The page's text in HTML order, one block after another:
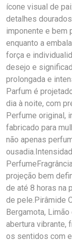
ícone visual de
detalhes
imponente e bem
enquanto a
força e
desejo e
prolongada e
Parfum é
dia à noite, com
Perfume original,
fabricado para
não apenas
projeção bem
de até 8 horas na
de pele.Pirâmide
Bergamota,
abertura vibrante,
os sentidos com